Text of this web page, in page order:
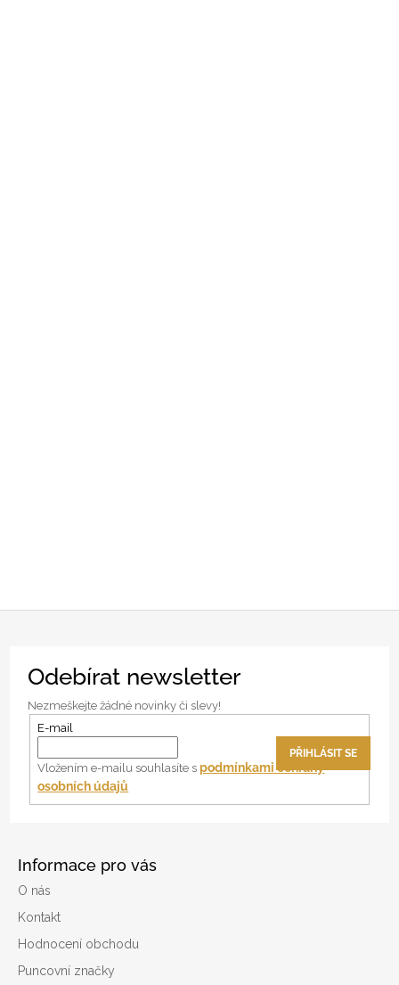
Informace pro vás
O nás
Kontakt
Hodnocení obchodu
Puncovní značky
Odebírat newsletter
Nezmeškejte žádné novinky či slevy!
E-mail
Vložením e-mailu souhlasíte spodmínkami ochrany
osobních údajů
PŘIHLÁSIT SE